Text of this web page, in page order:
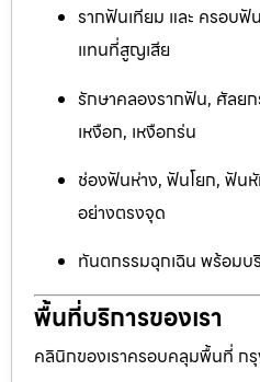
รากฟันเทียม และ ครอบ
แทนที่สูญเสีย
รักษาคลองรากฟัน, ศัลย
เหงือก, เหงือกร่น
ช่องฟันห่าง, ฟันโยก, ฟันหั
อย่างตรงจุด
ทันตกรรมฉุกเฉิน พร้อมบ
พื้นที่บริการของเรา
คลินิกของเราครอบคลุมพื้นที่ ก